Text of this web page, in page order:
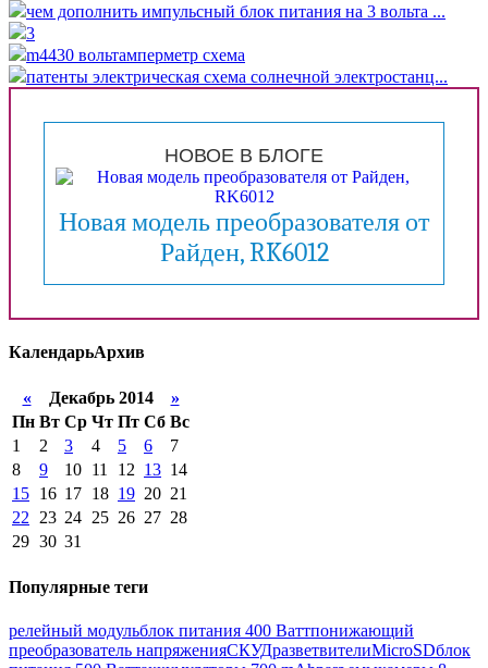
чем дополнить импульсный блок питания на 3 вольта ...
3
m4430 вольтамперметр схема
патенты электрическая схема солнечной электростанц...
НОВОЕ В БЛОГЕ
Новая модель преобразователя от
Райден, RK6012
КалендарьАрхив
«Декабрь 2014 »
Пн Вт Ср Чт Пт Сб Вс
1
2 3 4 5 6
7
8
9 10 11 12 13 14
15 16 17 18 19 20 21
22
23 24 25 26 27 28
29 30 31
Популярные теги
релейный модульблок питания 400 Ваттпонижающий
преобразователь напряженияСКУДразветвителиMicroSDблок